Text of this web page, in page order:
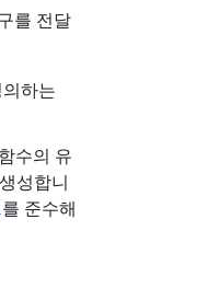
를 전달
하는
수의 유
성합니
를 준수해